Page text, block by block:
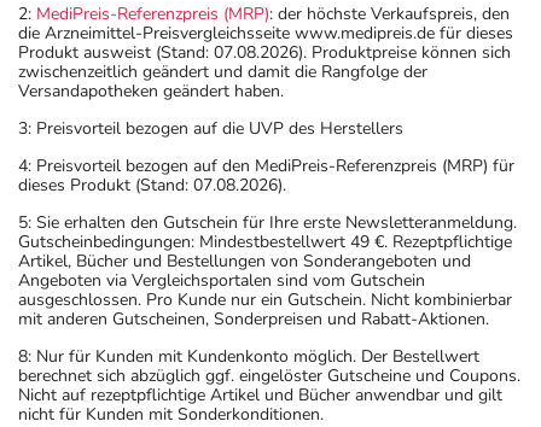
2: MediPreis-Referenzpreis (MRP): der höchste Verkaufspreis, den
die Arzneimittel-Preisvergleichsseite www.medipreis.de für dieses
Produkt ausweist (Stand: 07.08.2026). Produktpreise können sich
zwischenzeitlich geändert und damit die Rangfolge der
Versandapotheken geändert haben.
3: Preisvorteil bezogen auf die UVP des Herstellers
4: Preisvorteil bezogen auf den MediPreis-Referenzpreis (MRP) für
dieses Produkt (Stand: 07.08.2026).
5: Sie erhalten den Gutschein für Ihre erste Newsletteranmeldung.
Gutscheinbedingungen: Mindestbestellwert 49 €. Rezeptpflichtige
Artikel, Bücher und Bestellungen von Sonderangeboten und
Angeboten via Vergleichsportalen sind vom Gutschein
ausgeschlossen. Pro Kunde nur ein Gutschein. Nicht kombinierbar
mit anderen Gutscheinen, Sonderpreisen und Rabatt-Aktionen.
8: Nur für Kunden mit Kundenkonto möglich. Der Bestellwert
berechnet sich abzüglich ggf. eingelöster Gutscheine und Coupons.
Nicht auf rezeptpflichtige Artikel und Bücher anwendbar und gilt
nicht für Kunden mit Sonderkonditionen.